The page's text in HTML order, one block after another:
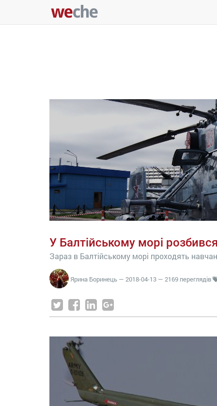
У Балтійському морі
Зараз в Балтійському морі проходять
Ярина Боринець — 2018-04-13 — 2169 переглядів